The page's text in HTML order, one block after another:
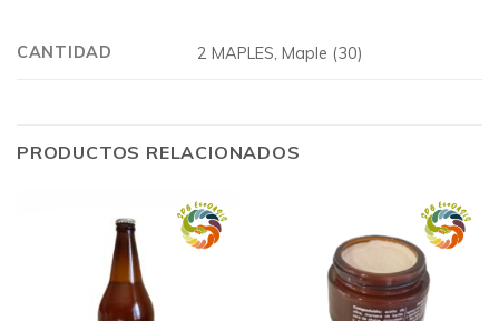
CANTIDAD 2 MAPLES, Maple (30)
PRODUCTOS RELACIONADOS